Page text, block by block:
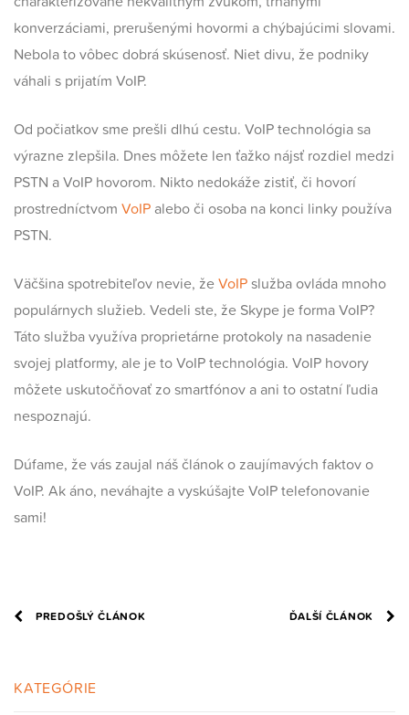
konverzáciami, prerušenými hovormi a chýbajúcimi slovami.
Nebola to vôbec dobrá skúsenosť. Niet divu, že podniky
váhali s prijatím VoIP.
Od počiatkov sme prešli dlhú cestu. VoIP technológia sa
výrazne zlepšila. Dnes môžete len ťažko nájsť rozdiel medzi
PSTN a VoIP hovorom. Nikto nedokáže zistiť, či hovorí
prostredníctvom VoIPalebo či osoba na konci linky používa
PSTN.
Väčšina spotrebiteľov nevie, že VoIPslužba ovláda mnoho
populárnych služieb. Vedeli ste, že Skype je forma VoIP?
Táto služba využíva proprietárne protokoly na nasadenie
svojej platformy, ale je to VoIP technológia. VoIP hovory
môžete uskutočňovať zo smartfónov a ani to ostatní ľudia
nespoznajú.
Dúfame, že vás zaujal náš článok o zaujímavých faktov o
VoIP. Ak áno, neváhajte a vyskúšajte VoIP telefonovanie
sami!
PREDOŠLÝ ČLÁNOK ĎALŠÍ ČLÁNOK
KATEGÓRIE